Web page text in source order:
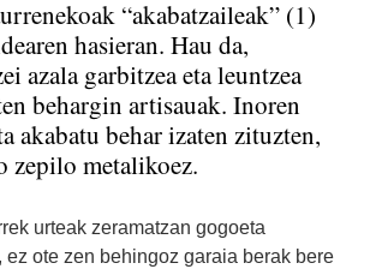
“akabatzaileak” (1)
hasieran. Hau da,
azala garbitzea eta leuntzea
behargin artisauak. Inoren
akabatu behar izaten zituzten,
zepilo metalikoez.
urteak zeramatzan gogoeta
ez ote zen behingoz garaia berak bere